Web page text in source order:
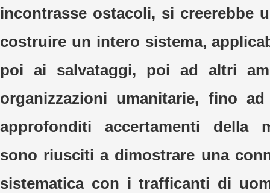
incontrasse ostacoli, si creerebbe
costruire un intero sistema,
poi ai salvataggi, poi ad altri
organizzazioni umanitarie, fino
approfonditi accertamenti della
sono riusciti a dimostrare una
sistematica con i trafficanti di